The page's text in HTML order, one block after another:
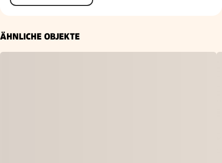
ÄHNLICHE OBJEKTE